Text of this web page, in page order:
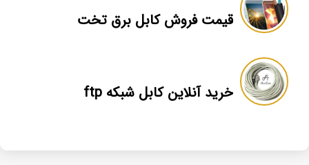
قیمت فروش کابل برق تخت
خرید آنلاین کابل شبکه ftp